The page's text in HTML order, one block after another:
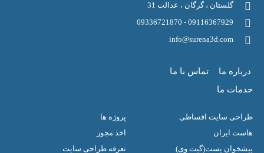
گلستان ، گرگان ، عدالت 31
09116367929 - 09336721870
info@surena3d.com
درباره ما
تماس با ما
خدمات ما
طراحی سایت اقساطی
پروژه ها
هاست ایران
اخذ مجوز
پیشخوان پست(گیت وی)
تعرفه طراحی سایت